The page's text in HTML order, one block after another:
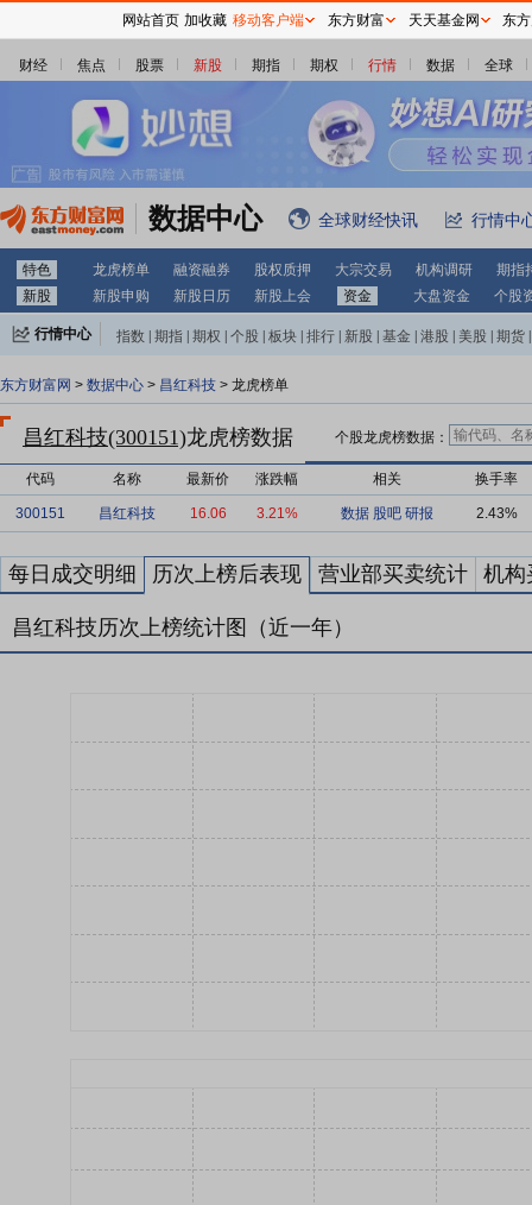
财经 焦点 股票 新股 期指 期权 行情 数据 全球
数据中心 全球财经快讯 行情中
特色 龙虎榜单 融资融券 股权质押 大宗交易 机构调研
期指
新股
新股申购 新股日历 新股上会 资金 大盘资金 个股
行情中心 指数 期指 期权 个股 板块 排行 新股 基金 港股 美股 期货
东方财富网 > 数据中心 > 昌红科技 > 龙虎榜单
昌红科技(300151)龙虎榜数据 个股龙虎榜数据：
代码 名称 最新价 涨跌幅 相关 换手率
300151 昌红科技 16.06 3.21% 数据 股吧 研报 2.43%
每日成交明细 历次上榜后表现 营业部买卖统计 机构
昌红科技历次上榜统计图（近一年）
网站首页 加收藏 移动客户端 东方财富 天天基金网 东